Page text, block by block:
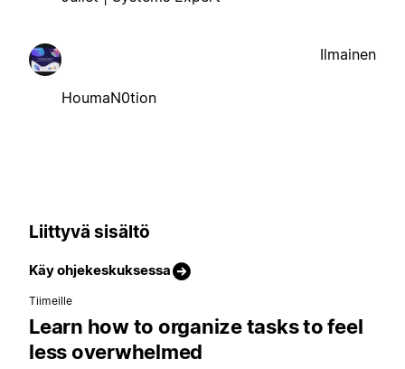
HoumaN0tion
Ilmainen
Liittyvä sisältö
Käy ohjekeskuksessa
Tiimeille
Learn how to organize tasks to feel
less overwhelmed